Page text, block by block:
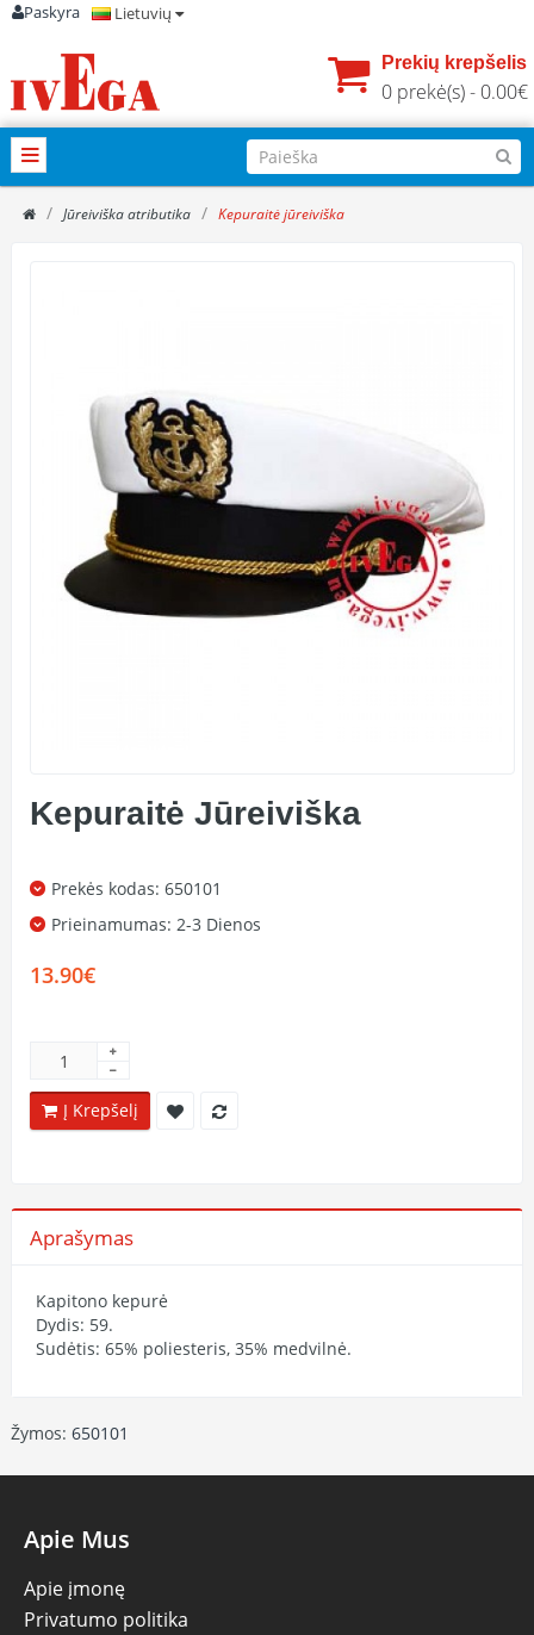
Paskyra Lietuvių
Prekių krepšelis
0 prekė(s) - 0.00€
Jūreiviška atributika Kepuraitė jūreiviška
Kepuraitė Jūreiviška
Prekės kodas: 650101
Prieinamumas: 2-3 Dienos
13.90€
Į Krepšelį
Aprašymas
Kapitono kepurė
Dydis: 59.
Sudėtis: 65% poliesteris, 35% medvilnė.
Žymos: 650101
Apie Mus
Apie įmonę
Privatumo politika